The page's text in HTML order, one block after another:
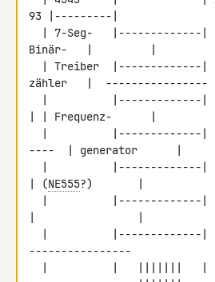
93 |---------|
Binär-   |         |
zähler   |  ----------------
| | Frequenz-      |
----  | generator      |
| (NE555?)       |
|                |
----------------